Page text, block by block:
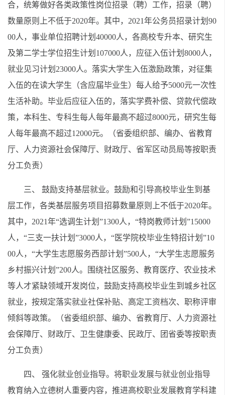
合，统筹做好各类政策性岗位招录（聘）工作，招录（聘）
数量原则上不低于2020年。其中，2021年公务员招录计划90
00人，事业单位招聘计划40000人，各高校专升本、研究生
及第二学士学位招生计划107000人，应征入伍计划8000人，
就业见习计划23000人。落实大学生入伍激励政策，对征集
入伍的在读大学生（含应届毕业生）每人给予5000元一次性
生活补助。毕业后应征入伍的，落实学费补偿、贷款代偿政
策，本科生、专科生每人每年最高不超过8000元，研究生每
人每年最高不超过12000元。（省委组织部、编办、省教育
厅、人力资源社会保障厅、财政厅、省军区动员局等按职责
分工负责）
三、 鼓励支持基层就业。鼓励和引导高校毕业生到基
层工作，各类基层服务项目招募数量原则上不低于2020年。
其中，2021年“选调生计划”1300人，“特岗教师计划”15000
人，“三支一扶计划”3000人，“医学院校毕业生特招计划”10
00人，“大学生志愿服务西部计划”500人，“大学生志愿服务
乡村振兴计划”200人。围绕社区服务、教育医疗、农业技术
等人才紧缺领域开发岗位，鼓励支持高校毕业生到城乡社区
就业，按规定落实就业社保补贴、高定工资档次、职称评审
倾斜等政策。（省委组织部、编办、省教育厅、人力资源社
会保障厅、财政厅、卫生健康委、民政厅、团省委等按职责
分工负责）
四、 强化就业创业指导。将职业发展与就业创业指导
教育纳入立德树人重要内容，推进高校职业发展教育学科建